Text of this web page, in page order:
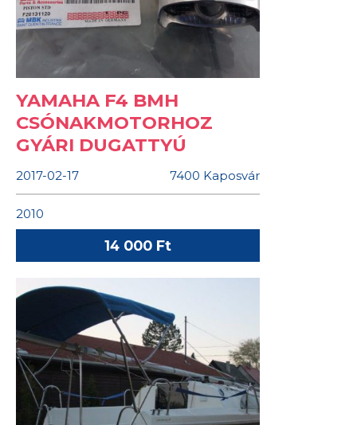
YAMAHA F4 BMH
CSÓNAKMOTORHOZ
GYÁRI DUGATTYÚ
2017-02-17 7400 Kaposvár
2010
14 000 Ft